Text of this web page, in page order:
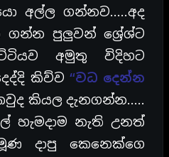
අල්ල ගන්නව…..අද
ගන්න පුලුවන් ශ්‍රේශ්ට
අමුතු විදිහට
කිව්ව “වධ දෙන්න
කියල දැනගන්න…..
හැමදාම නැති උනත්
දාපු කෙනෙක්ගෙ